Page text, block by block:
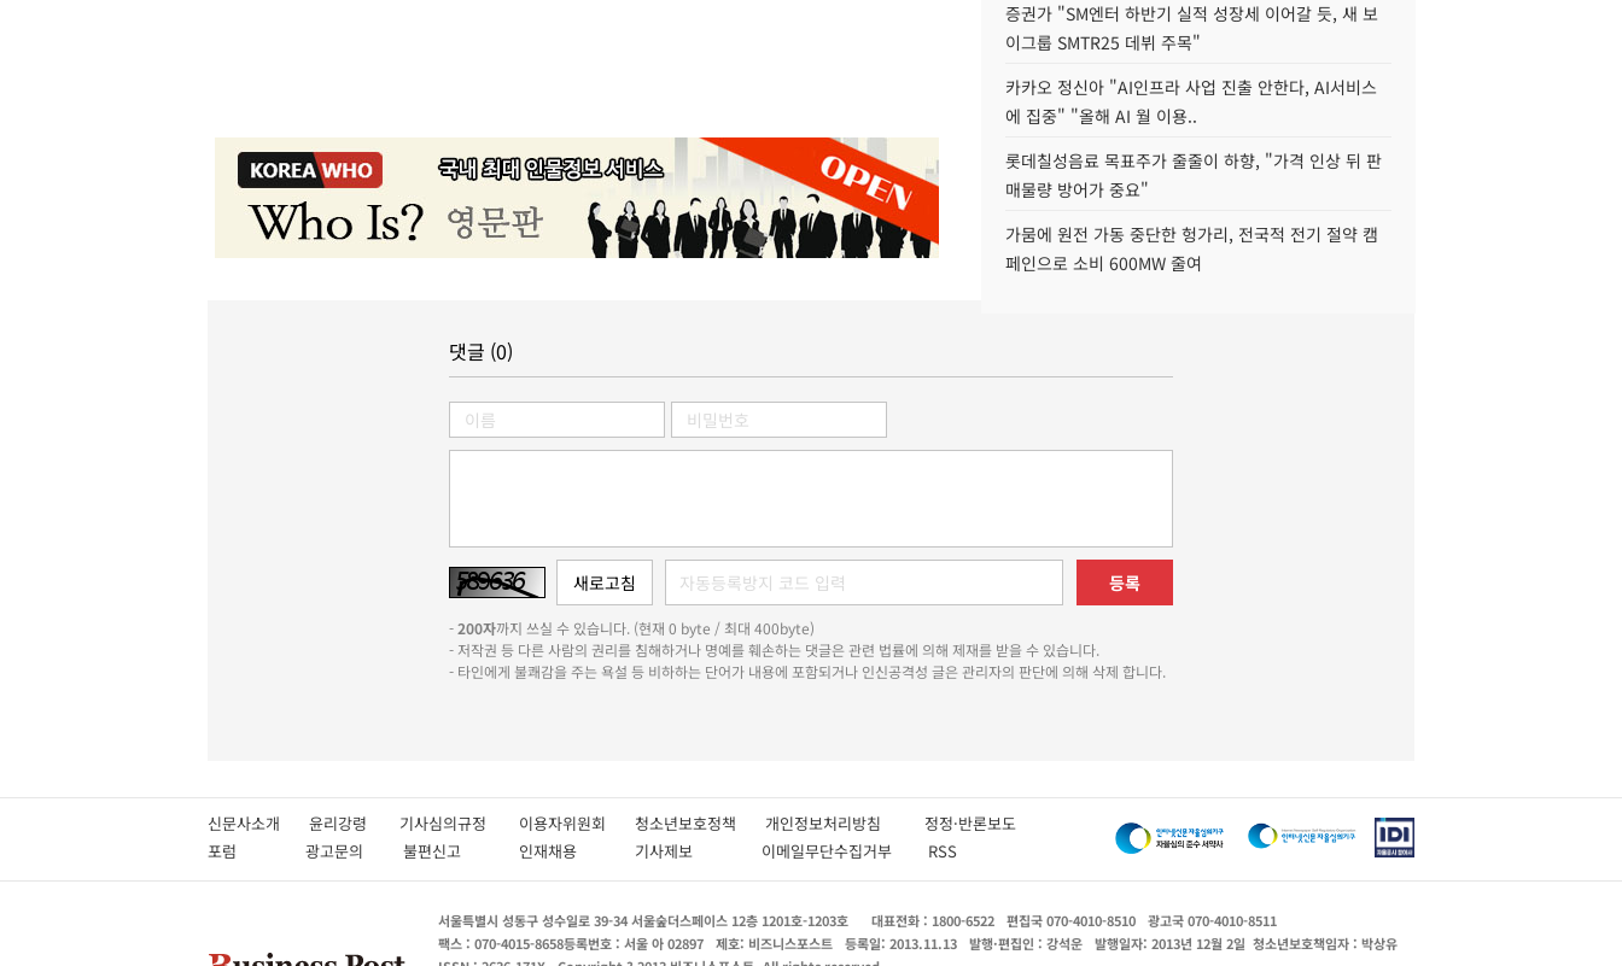
증권가 "SM엔터 하반기 실적 성장세 이어갈 듯, 새 보
이그룹 SMTR25 데뷔 주목"
카카오 정신아 "AI인프라 사업 진출 안한다, AI서비스
에 집중" "올해 AI 월 이용..
롯데칠성음료 목표주가 줄줄이 하향, "가격 인상 뒤 판
매물량 방어가 중요"
가뭄에 원전 가동 중단한 헝가리, 전국적 전기 절약 캠
페인으로 소비 600MW 줄여
댓글 (0)
등록
-200자까지 쓰실 수 있습니다. (현재 0 byte / 최대 400byte)
- 저작권 등 다른 사람의 권리를 침해하거나 명예를 훼손하는 댓글은 관련 법률에 의해 제재를 받을 수 있습니다.
- 타인에게 불쾌감을 주는 욕설 등 비하하는 단어가 내용에 포함되거나 인신공격성 글은 관리자의 판단에 의해 삭제 합니다.
신문사소개 윤리강령 기사심의규정 이용자위원회 청소년보호정책 개인정보처리방침 정정·반론보도
포럼
광고문의 불편신고 인재채용 기사제보 이메일무단수집거부 RSS
서울특별시 성동구 성수일로 39-34 서울숲더스페이스 12층 1201호-1203호 대표전화 : 1800-6522 편집국 070-4010-8510
광고국 070-4010-8511
팩스 : 070-4015-8658등록번호 : 서울 아 02897 제호: 비즈니스포스트 등록일: 2013.11.13 발행·편집인 : 강석운 발행일자: 2013년 12월 2일 청소년보호책임자 : 박상유